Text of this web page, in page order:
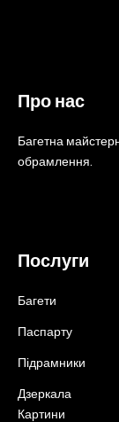
Про нас
Багетна
обрамлення.
Послуги
Багети
Паспарту
Підрамники
Дзеркала
Картини